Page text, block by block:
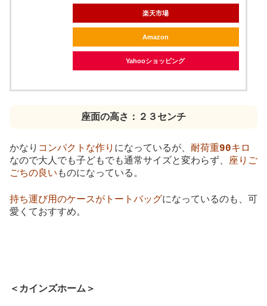
楽天市場
Amazon
Yahooショッピング
座面の高さ：２３センチ
かなり コンパクトな作り になっているが、 耐荷重90キロ
なので大人でも子どもでも通常サイズと変わらず、 座りご
ごちの良い ものになっている。
持ち運び用のケースがトートバッグになっているのも、可
愛くておすすめ。
＜カインズホーム＞